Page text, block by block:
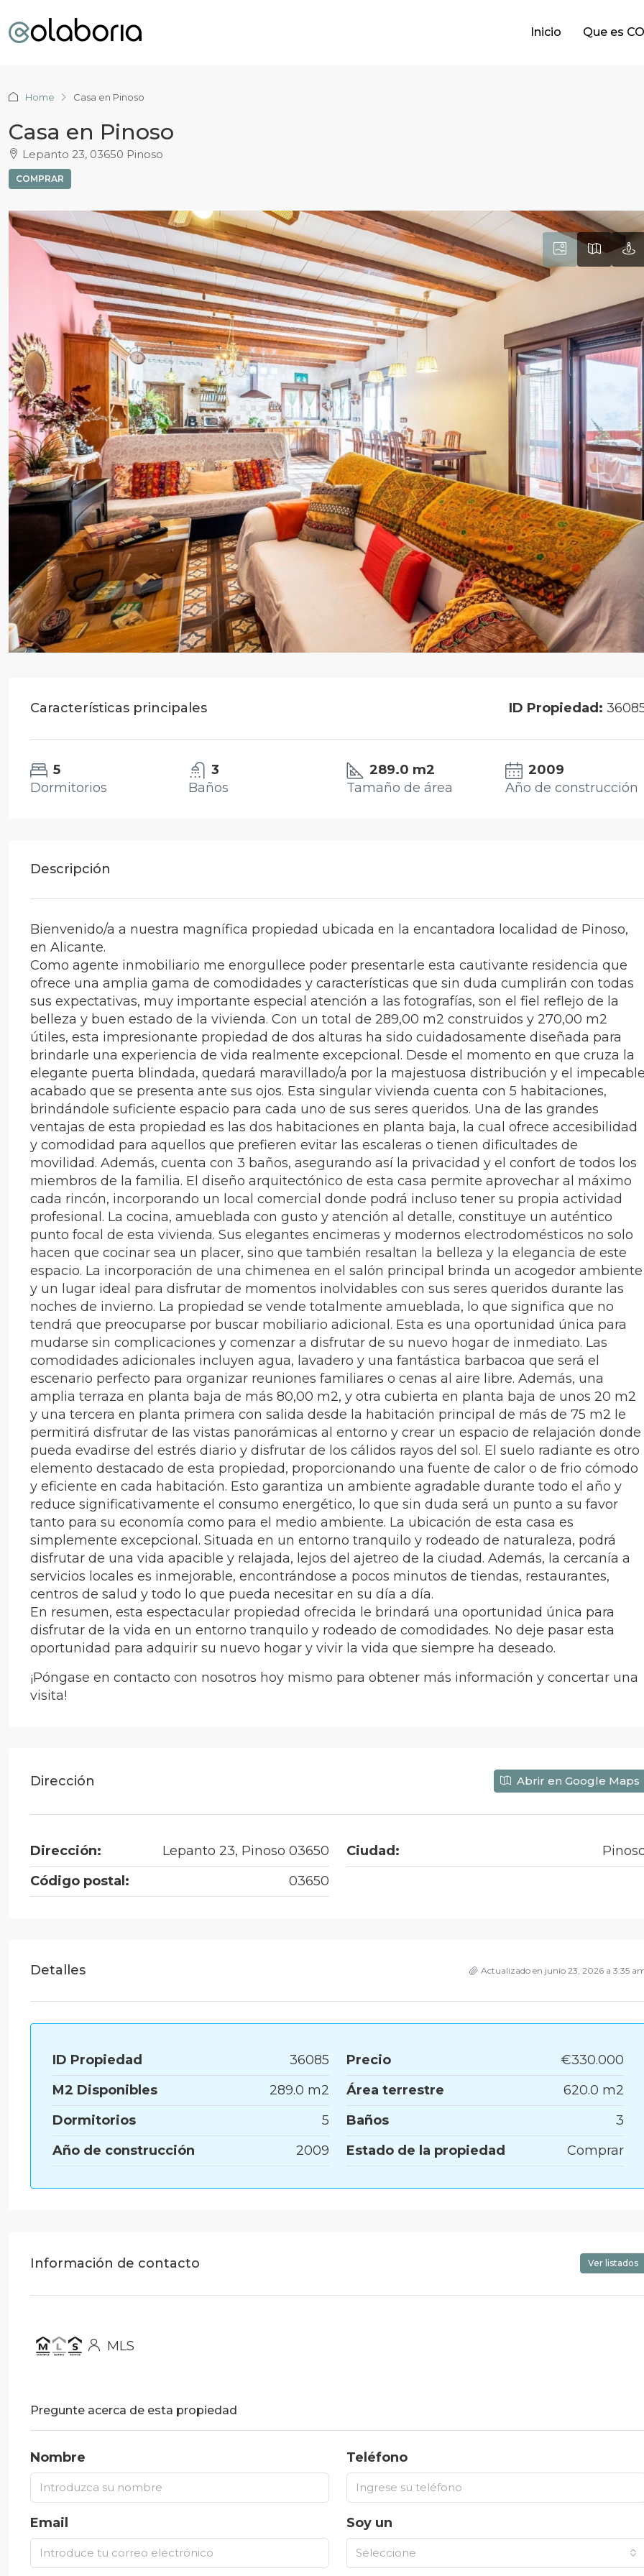
Inicio Que es
Home Casa en Pinoso
Casa en Pinoso
Lepanto 23, 03650 Pinoso
COMPRAR
Características principales ID Propiedad:
5
Dormitorios
3
Baños
289.0 m2
Tamaño de área
2009
Año de construcción
Descripción
Bienvenido/a a nuestra magnífica propiedad ubicada en la encantadora localidad de Pinoso,
en Alicante.
Como agente inmobiliario me enorgullece poder presentarle esta cautivante residencia que
ofrece una amplia gama de comodidades y características que sin duda cumplirán con todas
sus expectativas, muy importante especial atención a las fotografías, son el fiel reflejo de la
belleza y buen estado de la vivienda. Con un total de 289,00 m2 construidos y 270,00 m2
útiles, esta impresionante propiedad de dos alturas ha sido cuidadosamente diseñada para
brindarle una experiencia de vida realmente excepcional. Desde el momento en que cruza la
elegante puerta blindada, quedará maravillado/a por la majestuosa distribución y el
acabado que se presenta ante sus ojos. Esta singular vivienda cuenta con 5 habitaciones,
brindándole suficiente espacio para cada uno de sus seres queridos. Una de las grandes
ventajas de esta propiedad es las dos habitaciones en planta baja, la cual ofrece accesibilidad
y comodidad para aquellos que prefieren evitar las escaleras o tienen dificultades de
movilidad. Además, cuenta con 3 baños, asegurando así la privacidad y el confort de todos los
miembros de la familia. El diseño arquitectónico de esta casa permite aprovechar al máximo
cada rincón, incorporando un local comercial donde podrá incluso tener su propia actividad
profesional. La cocina, amueblada con gusto y atención al detalle, constituye un auténtico
punto focal de esta vivienda. Sus elegantes encimeras y modernos electrodomésticos no solo
hacen que cocinar sea un placer, sino que también resaltan la belleza y la elegancia de este
espacio. La incorporación de una chimenea en el salón principal brinda un acogedor ambiente
y un lugar ideal para disfrutar de momentos inolvidables con sus seres queridos durante las
noches de invierno. La propiedad se vende totalmente amueblada, lo que significa que no
tendrá que preocuparse por buscar mobiliario adicional. Esta es una oportunidad única para
mudarse sin complicaciones y comenzar a disfrutar de su nuevo hogar de inmediato. Las
comodidades adicionales incluyen agua, lavadero y una fantástica barbacoa que será el
escenario perfecto para organizar reuniones familiares o cenas al aire libre. Además, una
amplia terraza en planta baja de más 80,00 m2, y otra cubierta en planta baja de unos 20 m2
y una tercera en planta primera con salida desde la habitación principal de más de 75 m2 le
permitirá disfrutar de las vistas panorámicas al entorno y crear un espacio de relajación donde
pueda evadirse del estrés diario y disfrutar de los cálidos rayos del sol. El suelo radiante es otro
elemento destacado de esta propiedad, proporcionando una fuente de calor o de frio cómodo
y eficiente en cada habitación. Esto garantiza un ambiente agradable durante todo el año y
reduce significativamente el consumo energético, lo que sin duda será un punto a su favor
tanto para su economía como para el medio ambiente. La ubicación de esta casa es
simplemente excepcional. Situada en un entorno tranquilo y rodeado de naturaleza, podrá
disfrutar de una vida apacible y relajada, lejos del ajetreo de la ciudad. Además, la cercanía a
servicios locales es inmejorable, encontrándose a pocos minutos de tiendas, restaurantes,
centros de salud y todo lo que pueda necesitar en su día a día.
En resumen, esta espectacular propiedad ofrecida le brindará una oportunidad única para
disfrutar de la vida en un entorno tranquilo y rodeado de comodidades. No deje pasar esta
oportunidad para adquirir su nuevo hogar y vivir la vida que siempre ha deseado.
¡Póngase en contacto con nosotros hoy mismo para obtener más información y concertar una
visita!
Dirección Abrir en Google Maps
Dirección: Lepanto 23, Pinoso 03650 Ciudad:
Código postal:
03650
Detalles Actualizado en junio 23, 2026 a 3:35
ID Propiedad 36085 Precio
€330.000
M2 Disponibles
289.0 m2 Área terrestre
620.0 m2
Dormitorios
5 Baños
3
Año de construcción
2009 Estado de la propiedad Comprar
Información de contacto Ver listados
MLS
Pregunte acerca de esta propiedad
Nombre Teléfono
Email Soy un
Seleccione